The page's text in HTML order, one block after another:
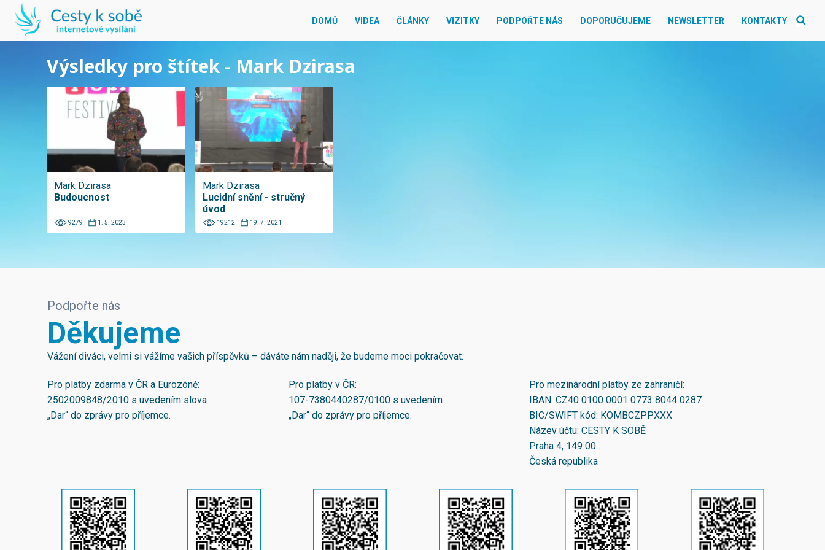
DOMŮ VIDEA ČLÁNKY VIZITKY PODPOŘTE NÁS DOPORUČUJEME NEWSLETTER KONTAKTY
Výsledky pro štítek - Mark Dzirasa
Mark Dzirasa
Budoucnost
9279 1. 5. 2023
Mark Dzirasa
Lucidní snění - stručný
úvod
19212 19. 7. 2021
Podpořte nás
Děkujeme
Vážení diváci, velmi si vážíme vašich příspěvků – dáváte nám naději, že budeme moci pokračovat.
Pro platby zdarma v ČR a Eurozóně:
2502009848/2010 s uvedením slova
„Dar“ do zprávy pro příjemce.
Pro platby v ČR:
107-7380440287/0100s uvedením
„Dar“ do zprávy pro příjemce.
Pro mezinárodní platby ze zahraničí:
IBAN:CZ40 0100 0001 0773 8044 0287
BIC/SWIFT kód: KOMBCZPPXXX
Název účtu: CESTY K SOBĚ
Praha 4, 149 00
Česká republika